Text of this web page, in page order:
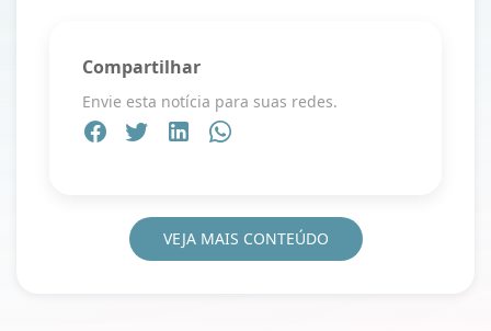
Compartilhar
Envie esta notícia para suas redes.
VEJA MAIS CONTEÚDO